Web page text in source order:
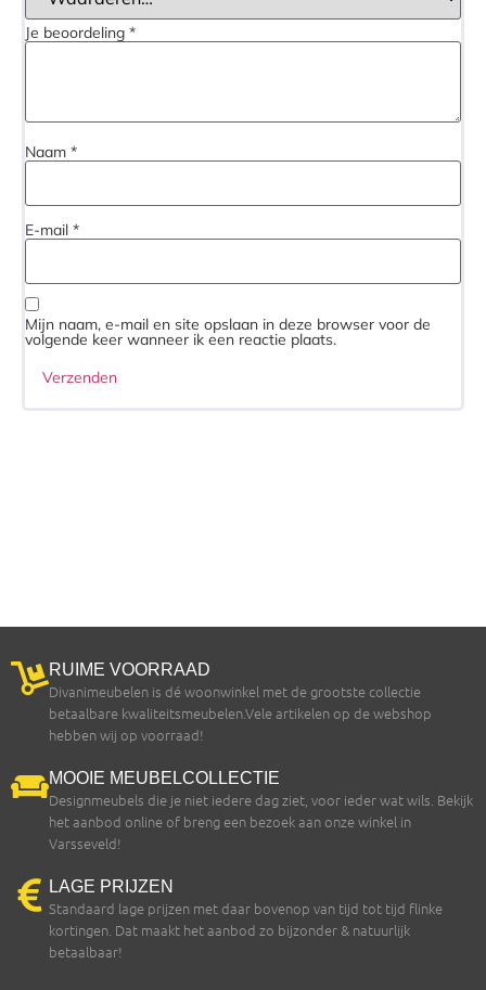
Je beoordeling *
Naam *
E-mail *
Mijn naam, e-mail en site opslaan in deze browser voor de
volgende keer wanneer ik een reactie plaats.
RUIME VOORRAAD
Divanimeubelen is dé woonwinkel met de grootste collectie
betaalbare kwaliteitsmeubelen.Vele artikelen op de webshop
hebben wij op voorraad!
MOOIE MEUBELCOLLECTIE
Designmeubels die je niet iedere dag ziet, voor ieder wat wils. Bekijk
het aanbod online of breng een bezoek aan onze winkel in
Varsseveld!
LAGE PRIJZEN
Standaard lage prijzen met daar bovenop van tijd tot tijd flinke
kortingen. Dat maakt het aanbod zo bijzonder & natuurlijk
betaalbaar!